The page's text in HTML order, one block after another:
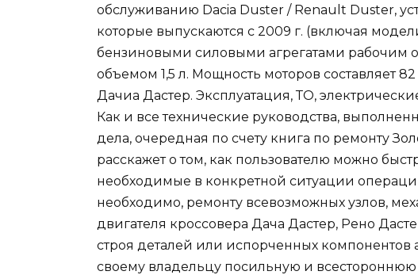
обслуживанию Dacia Duster / Renault Duster,
которые выпускаются с 2009 г. (включая
бензиновыми силовыми агрегатами рабочим
объемом 1,5 л. Мощность моторов составляет 82
Дачиа Дастер. Эксплуатация, ТО,
Как и все технические руководства,
дела, очередная по счету книга по ремонту
расскажет о том, как пользователю можно
необходимые в конкретной ситуации
необходимо, ремонту всевозможных узлов,
двигателя кроссовера Дача Дастер, Рено
строя деталей или испорченных компонентов
своему владельцу посильную и